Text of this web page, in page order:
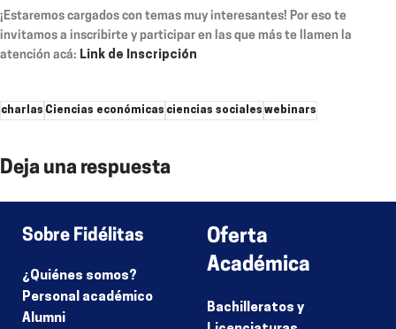
¡Estaremos cargados con temas muy interesantes! Por eso te
invitamos a inscribirte y participar en las que más te llamen la
atención acá: Link de Inscripción
charlas Ciencias económicas ciencias sociales webinars
Deja una respuesta
Sobre Fidélitas
¿Quiénes somos?
Personal académico
Alumni
Oferta
Académica
Bachilleratos y